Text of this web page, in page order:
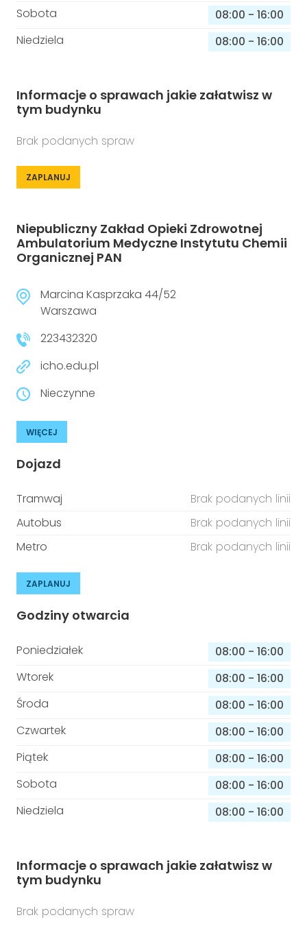
Sobota
08:00 - 16:00
Niedziela
08:00 - 16:00
Informacje o sprawach jakie załatwisz w
tym budynku
Brak podanych spraw
ZAPLANUJ
Niepubliczny Zakład Opieki Zdrowotnej
Ambulatorium Medyczne Instytutu Chemii
Organicznej PAN
Marcina Kasprzaka 44/52
Warszawa
223432320
icho.edu.pl
Nieczynne
WIĘCEJ
Dojazd
Tramwaj
Brak podanych linii
Autobus
Brak podanych linii
Metro
Brak podanych linii
ZAPLANUJ
Godziny otwarcia
Poniedziałek 08:00 - 16:00
Wtorek
08:00 - 16:00
Środa
08:00 - 16:00
Czwartek
08:00 - 16:00
Piątek
08:00 - 16:00
Sobota
08:00 - 16:00
Niedziela
08:00 - 16:00
Informacje o sprawach jakie załatwisz w
tym budynku
Brak podanych spraw